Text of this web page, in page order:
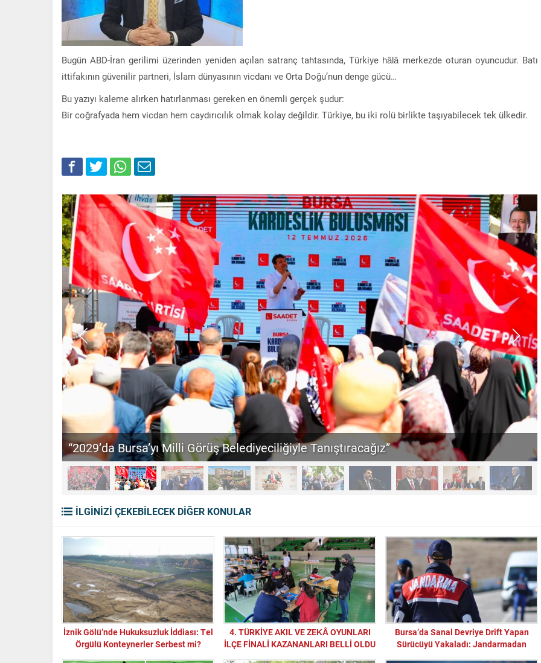
Bugün ABD-İran gerilimi üzerinden yeniden açılan satranç tahtasında, Türkiye hâlâ merkezde oturan oyuncudur. Batı
ittifakının güvenilir partneri, İslam dünyasının vicdanı ve Orta Doğu’nun denge gücü…
Bu yazıyı kaleme alırken hatırlanması gereken en önemli gerçek şudur:
Bir coğrafyada hem vicdan hem caydırıcılık olmak kolay değildir. Türkiye, bu iki rolü birlikte taşıyabilecek tek ülkedir.
“2029’da Bursa’yı Milli Görüş Belediyeciliğiyle Tanıştıracağız”
İLGİNİZİ ÇEKEBİLECEK DİĞER KONULAR
İznik Gölü’nde Hukuksuzluk İddiası: Tel
Örgülü Konteynerler Serbest mi?
4. TÜRKİYE AKIL VE ZEKÂ OYUNLARI
İLÇE FİNALİ KAZANANLARI BELLİ OLDU
Bursa’da Sanal Devriye Drift Yapan
Sürücüyü Yakaladı: Jandarmadan
“Sandık Emaneti Kişisel İkbal İçin Kullanılamaz”